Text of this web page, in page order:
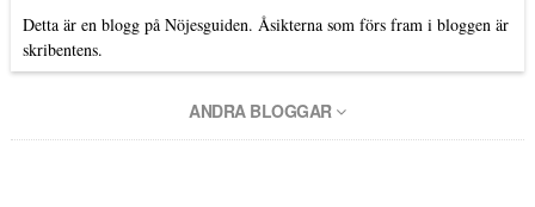
Detta är en blogg på Nöjesguiden. Åsikterna som förs fram i bloggen är
skribentens.
ANDRA BLOGGAR